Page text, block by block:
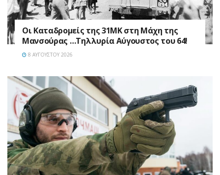
Οι Καταδρομείς της 31ΜΚ στη Mάχη της
Μανσούρας …Τηλλυρία Αύγουστος του 64!
8 ΑΥΓΟΎΣΤΟΥ 2026